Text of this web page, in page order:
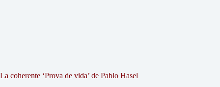
La coherente ‘Prova de vida’ de Pablo Hasel